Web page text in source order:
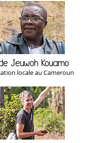
Jeuwoh Kouamo
locale au Cameroun